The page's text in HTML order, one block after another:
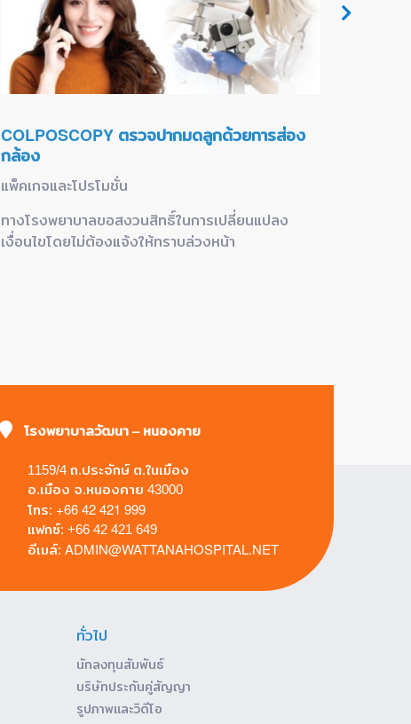
COLPOSCOPY ตรวจปากมดลูกด้วยการส่อง
กล้อง
แพ็คเกจและโปรโมชั่น
ทางโรงพยาบาลขอสงวนสิทธิ์ในการเปลี่ยนแปลง
เงื่อนไขโดยไม่ต้องแจ้งให้ทราบล่วงหน้า
โรงพยาบาลวัฒนา – หนองคาย
1159/4 ถ.ประจักษ์ ต.ในเมือง
อ.เมือง จ.หนองคาย 43000
โทร: +66 42 421 999
แฟกซ์: +66 42 421 649
อีเมล์: ADMIN@WATTANAHOSPITAL.NET
ทั่วไป
นักลงทุนสัมพันธ์
บริษัทประกันคู่สัญญา
รูปภาพและวิดีโอ